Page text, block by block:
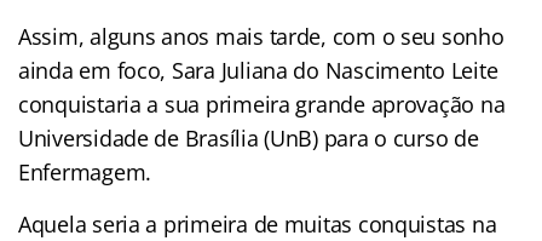
Assim, alguns anos mais tarde, com o seu sonho
ainda em foco, Sara Juliana do Nascimento Leite
conquistaria a sua primeira grande aprovação na
Universidade de Brasília (UnB) para o curso de
Enfermagem.
Aquela seria a primeira de muitas conquistas na